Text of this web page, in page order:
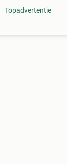
Topadvertentie